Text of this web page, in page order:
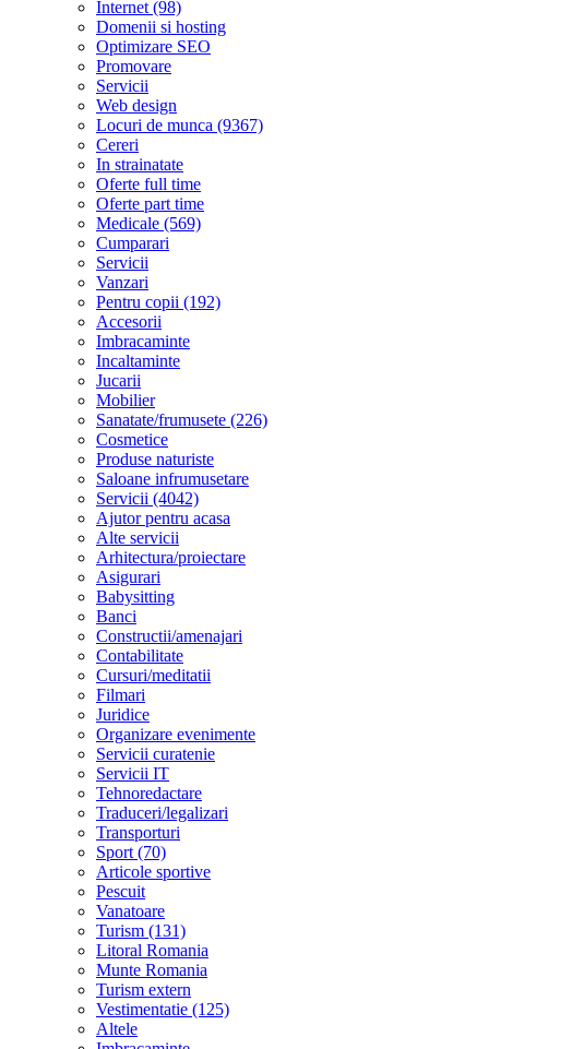
Internet (98)
Domenii si hosting
Optimizare SEO
Promovare
Servicii
Web design
Locuri de munca (9367)
Cereri
In strainatate
Oferte full time
Oferte part time
Medicale (569)
Cumparari
Servicii
Vanzari
Pentru copii (192)
Accesorii
Imbracaminte
Incaltaminte
Jucarii
Mobilier
Sanatate/frumusete (226)
Cosmetice
Produse naturiste
Saloane infrumusetare
Servicii (4042)
Ajutor pentru acasa
Alte servicii
Arhitectura/proiectare
Asigurari
Babysitting
Banci
Constructii/amenajari
Contabilitate
Cursuri/meditatii
Filmari
Juridice
Organizare evenimente
Servicii curatenie
Servicii IT
Tehnoredactare
Traduceri/legalizari
Transporturi
Sport (70)
Articole sportive
Pescuit
Vanatoare
Turism (131)
Litoral Romania
Munte Romania
Turism extern
Vestimentatie (125)
Altele